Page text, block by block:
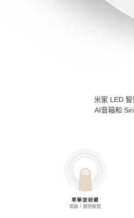
米家 LED
AI音箱和
單擊旋鈕鍵
開啟 / 關閉檯燈